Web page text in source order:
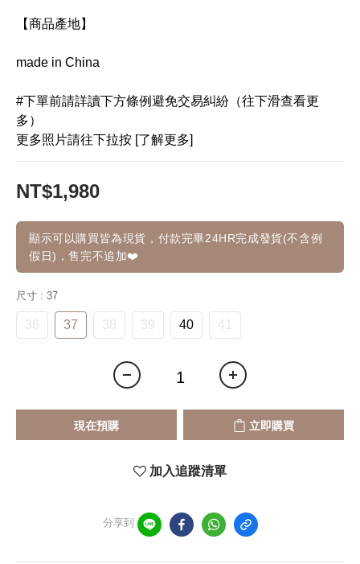
【商品產地】
made in China
#下單前請詳讀下方條例避免交易糾紛（往下滑查看更
多）
更多照片請往下拉按 [了解更多]
NT$1,980
顯示可以購買皆為現貨，付款完畢24HR完成發貨(不含例
假日)，售完不追加❤️
尺寸 : 37
36 37 38 39 40 41
現在預購 立即購買
加入追蹤清單
分享到